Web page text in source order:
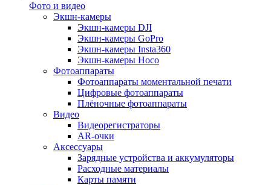
Фото и видео
Экшн-камеры
Экшн-камеры DJI
Экшн-камеры GoPro
Экшн-камеры Insta360
Экшн-камеры Hoco
Фотоаппараты
Фотоаппараты моментальной печати
Цифровые фотоаппараты
Плёночные фотоаппараты
Видео
Видеорегистраторы
AR-очки
Аксессуары
Зарядные устройства и аккумуляторы
Расходные материалы
Карты памяти